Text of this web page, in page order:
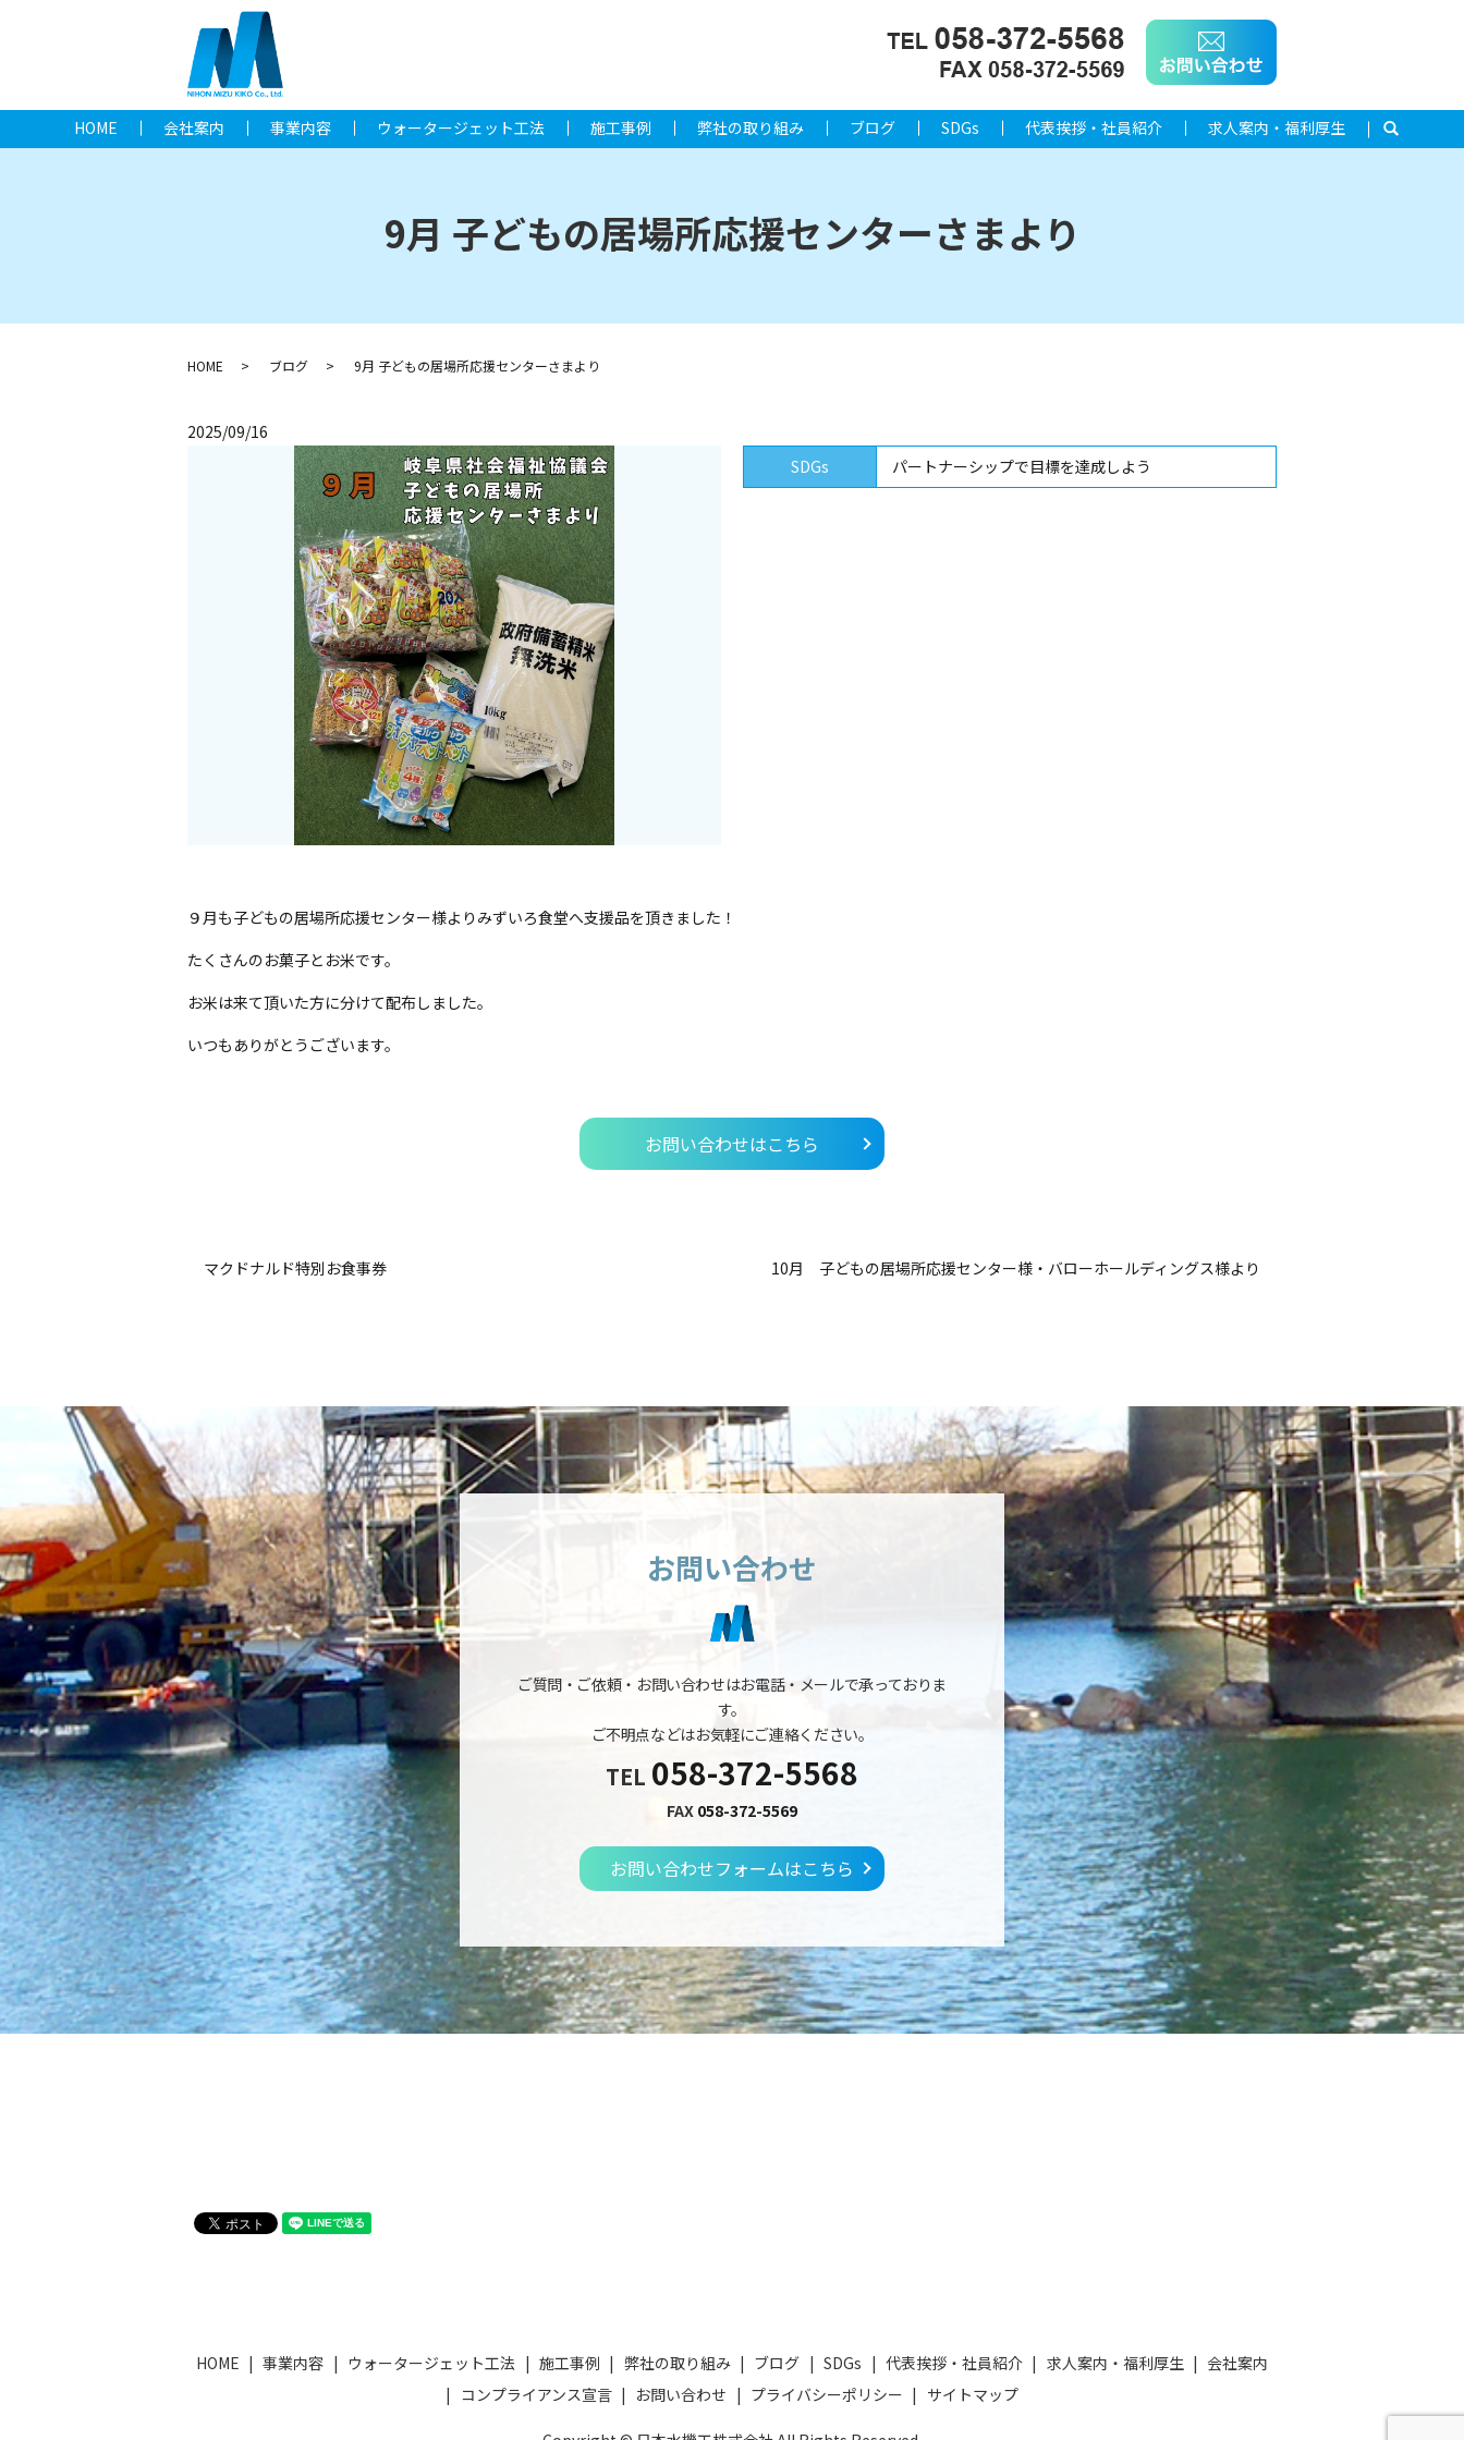
HOME 会社案内 事業内容 ウォータージェット工法 施工事例 弊社の取り組み ブログ SDGs 代表挨拶・社員紹介 求人案内・福利厚生 search
9月 子どもの居場所応援センターさまより
HOME ブログ 9月 子どもの居場所応援センターさまより
2025/09/16
SDGs
パートナーシップで目標を達成しよう
９月も子どもの居場所応援センター様よりみずいろ食堂へ支援品を頂きました！
たくさんのお菓子とお米です。
お米は来て頂いた方に分けて配布しました。
いつもありがとうございます。
お問い合わせはこちら
マクドナルド特別お食事券 10月 子どもの居場所応援センター様・バローホールディングス様より
お問い合わせ
ご質問・ご依頼・お問い合わせはお電話・メールで承っておりま
す。
ご不明点などはお気軽にご連絡ください。
TEL 058-372-5568
FAX 058-372-5569
お問い合わせフォームはこちら
HOME 事業内容 ウォータージェット工法 施工事例 弊社の取り組み ブログ SDGs 代表挨拶・社員紹介 求人案内・福利厚生
会社案内
コンプライアンス宣言
お問い合わせ プライバシーポリシー サイトマップ